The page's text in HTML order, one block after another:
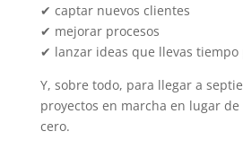
✔ captar nuevos clientes
✔ mejorar procesos
✔ lanzar ideas que llevas tiempo
Y, sobre todo, para llegar a
proyectos en marcha en lugar
cero.